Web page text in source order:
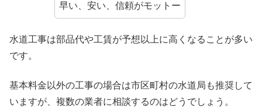
早い、安い、信頼がモットー
水道工事は部品代や工賃が予想以上に高くなることが多い
です。
基本料金以外の工事の場合は市区町村の水道局も推奨して
いますが、複数の業者に相談するのはどうでしょう。